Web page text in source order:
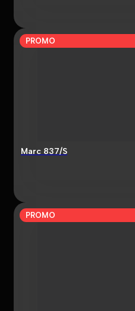
PROMO
Marc 837/S
PROMO